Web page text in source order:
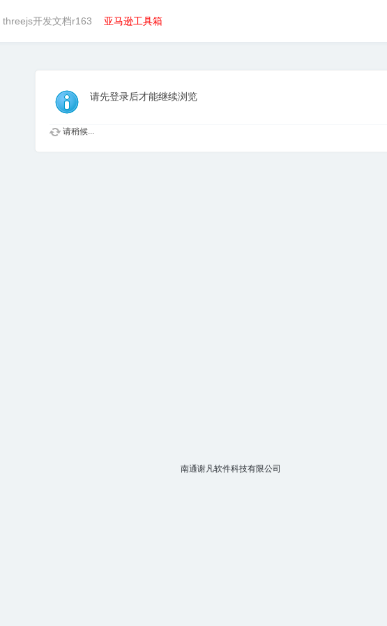
threejs开发文档r163 亚马逊工具箱
请先登录后才能继续浏览
请稍候...
南通谢凡软件科技有限公司